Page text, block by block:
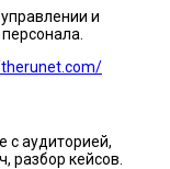
и
с аудиторией,
разбор кейсов.